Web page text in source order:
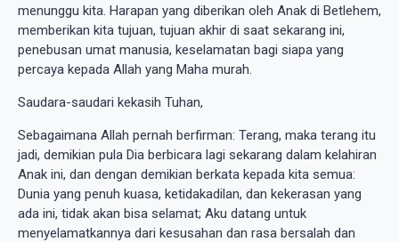
menunggu kita. Harapan yang diberikan oleh Anak di Betlehem,
memberikan kita tujuan, tujuan akhir di saat sekarang ini,
penebusan umat manusia, keselamatan bagi siapa yang
percaya kepada Allah yang Maha murah.
Saudara-saudari kekasih Tuhan,
Sebagaimana Allah pernah berfirman: Terang, maka terang itu
jadi, demikian pula Dia berbicara lagi sekarang dalam kelahiran
Anak ini, dan dengan demikian berkata kepada kita semua:
Dunia yang penuh kuasa, ketidakadilan, dan kekerasan yang
ada ini, tidak akan bisa selamat; Aku datang untuk
menyelamatkannya dari kesusahan dan rasa bersalah dan